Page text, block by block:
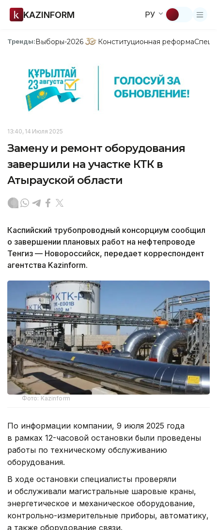
KAZINFORM РУ
Тренды:Выборы-2026 Конституционная реформа
13:40, 14 Июля 2025
Замену и ремонт оборудования
завершили на участке КТК в
Атырауской области
Каспийский трубопроводный консорциум сообщил
о завершении плановых работ на нефтепроводе
Тенгиз — Новороссийск, передает корреспондент
агентства Kazinform.
Фото: Kazinform
По информации компании, 9 июля 2025 года
в рамках 12-часовой остановки были проведены
работы по техническому обслуживанию
оборудования.
В ходе остановки специалисты проверяли
и обслуживали магистральные шаровые краны,
энергетическое и механическое оборудование,
контрольно-измерительные приборы, автоматику,
а также оборудование связи.